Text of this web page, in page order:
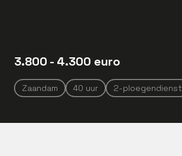
3.800 - 4.300 euro
Zaandam 40 uur 2-ploegendienst